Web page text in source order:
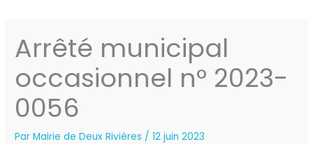
Arrêté municipal
occasionnel n° 2023-
0056
ParMairie de Deux Rivières /12 juin 2023